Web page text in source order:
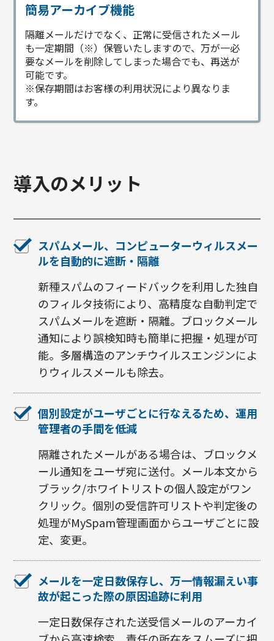
簡易アーカイブ機能
隔離メールだけでなく、正常に受信されたメール
も一定期間（※）保管いたしますので、万が一必
要なメールを削除してしまった場合でも、再送が
可能です。
※保存期間はお客様の利用状況により異なりま
す。
導入のメリット
スパムメール、コンピューターウィルスメー
ルを自動的に遮断・隔離
新種スパムのフィードバックを利用した独自
のフィルタ技術により、高精度な自動判定で
スパムメールを遮断・隔離。ブロックメール
通知により誤検知時も簡単に把握・処理が可
能。多層構造のアンチウイルスエンジンによ
りウィルスメールも除去。
個別設定がユーザごとに行なえるため、運用
管理者の手間を低減
隔離されたメールがある場合は、ブロックメ
ール通知をユーザ宛に送付。メール本文から
ブラック/ホワイトリストの個人設定がワン
クリック。個別の受信許可リストや判定後の
処理がMySpam管理画面からユーザごとに設
定、変更。
メールを一定日数保存し、万一情報漏えい事
故が起こった際の原因追跡に利用
一定日数保存された送受信メールのアーカイ